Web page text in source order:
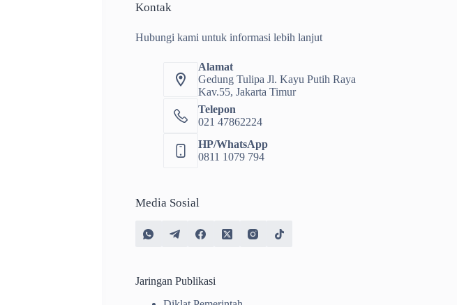
Kontak
Hubungi kami untuk informasi lebih lanjut
Alamat
Gedung Tulipa Jl. Kayu Putih Raya
Kav.55, Jakarta Timur
Telepon
021 47862224
HP/WhatsApp
0811 1079 794
Media Sosial
Jaringan Publikasi